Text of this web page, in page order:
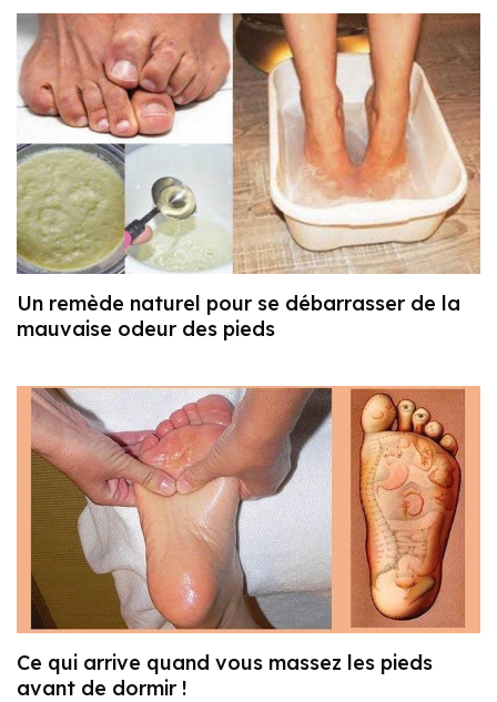
Un remède naturel pour se débarrasser de la
mauvaise odeur des pieds
Ce qui arrive quand vous massez les pieds
avant de dormir !